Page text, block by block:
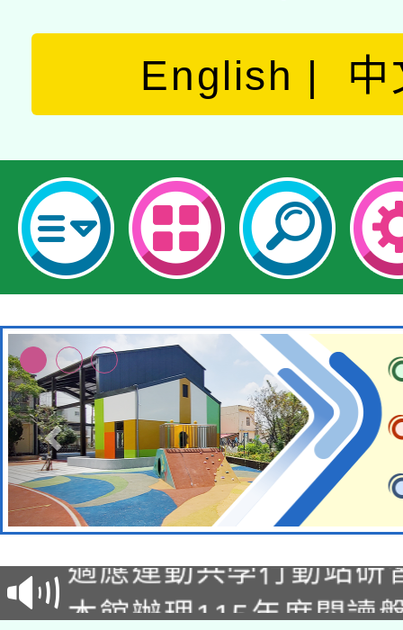
English 中
本校115學年度第2次
招甄選結果公告(無人
招)
本館辦理115年度閱讀